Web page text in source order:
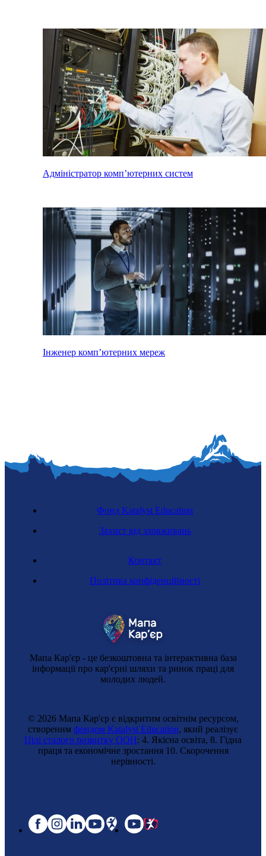
Адміністратор комп’ютерних систем
Інженер комп’ютерних мереж
Мапа Кар'єр - це безкоштовна та інтерактивна база
інформації про кар'єрні шляхи та ринок праці для
молодих людей.
Контакт
Політика конфіденційності
Фонд Katalyst Education
Захист від зловживань
© 2026 Мапа Кар'єр є відкритим освітнім ресурсом,
створеним фондом Katalyst Education, який реалізує
Цілі сталого розвитку ООН: 4. Якісна освіта, 8. Гідна
праця та економічне зростання 10. Cкорочення
нерівності.